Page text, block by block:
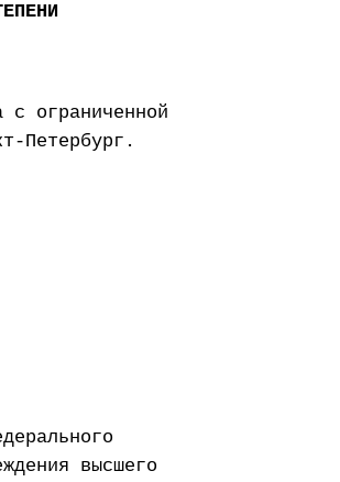
с ограниченной
Петербург.
высшего